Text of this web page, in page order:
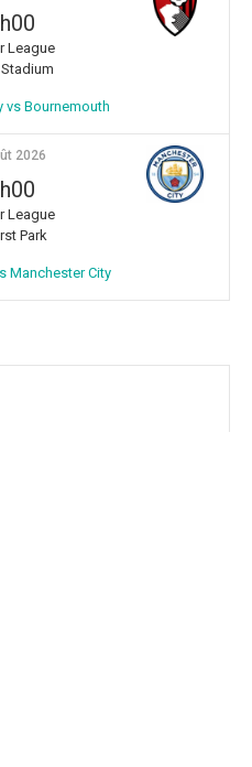
League
vs Bournemouth
2026
League
Park
Manchester City